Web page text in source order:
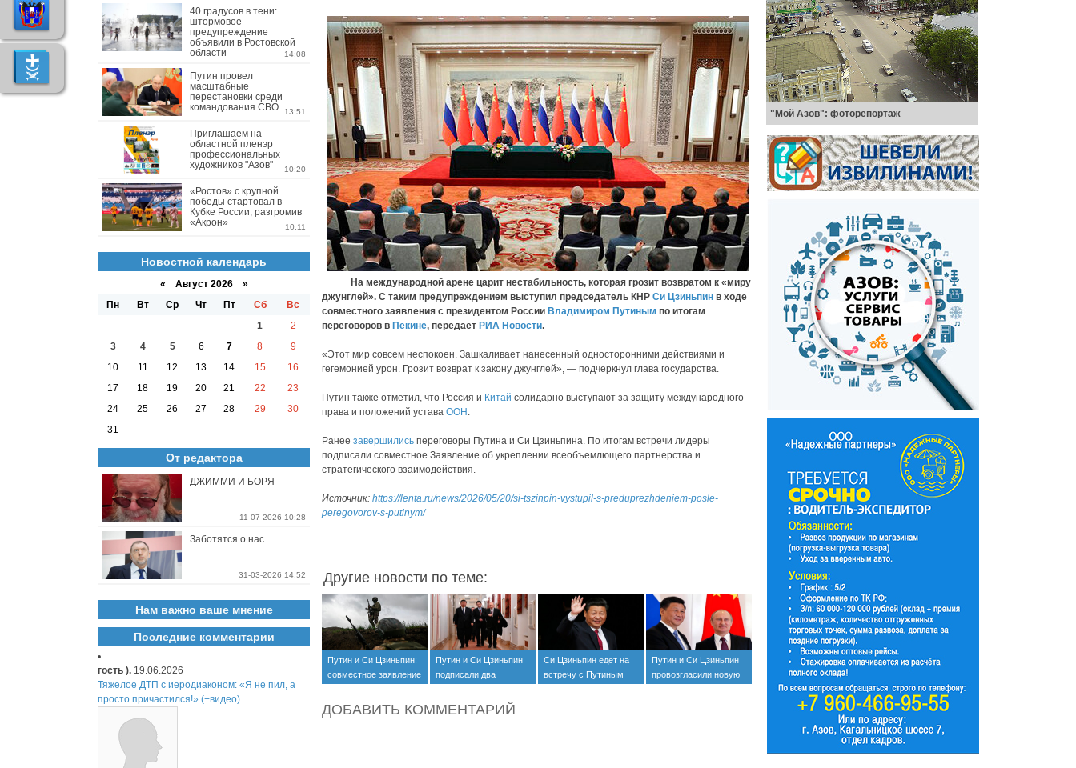
На международной арене царит нестабильность, которая грозит возвратом к «миру
джунглей». С таким предупреждением выступил председатель КНР Си Цзиньпин в ходе
совместного заявления с президентом России Владимиром Путиным по итогам
переговоров в Пекине, передает РИА Новости.
«Этот мир совсем неспокоен. Зашкаливает нанесенный односторонними действиями и
гегемонией урон. Грозит возврат к закону джунглей», — подчеркнул глава государства.
Путин также отметил, что Россия и Китай солидарно выступают за защиту международного
права и положений устава ООН .
Ранее завершились переговоры Путина и Си Цзиньпина. По итогам встречи лидеры
подписали совместное Заявление об укреплении всеобъемлющего партнерства и
стратегического взаимодействия.
Источник: https://lenta.ru/news/2026/05/20/si-tszinpin-vystupil-s-preduprezhdeniem-posle-
peregovorov-s-putinym/
Другие новости по теме:
Путин и Си Цзиньпин:
совместное заявление
Путин и Си Цзиньпин
подписали два
документа
Си Цзиньпин едет на
встречу с Путиным
Путин и Си Цзиньпин
провозгласили новую
ДОБАВИТЬ КОММЕНТАРИЙ
40 градусов в тени:
штормовое
предупреждение
объявили в Ростовской
области
14:08
Путин провел
масштабные
перестановки среди
командования СВО
13:51
Приглашаем на
областной пленэр
профессиональных
художников "Азов"
10:20
«Ростов» с крупной
победы стартовал в
Кубке России, разгромив
«Акрон»
10:11
Новостной календарь
« Август 2026 »
Пн
Вт Ср Чт Пт Сб
Вс
1
2
3
4 5 6 7 8
9
10
11 12 13 14 15
16
17
18 19 20 21 22
23
24
25 26 27 28 29
30
31
От редактора
ДЖИММИ И БОРЯ
11-07-2026 10:28
Заботятся о нас
31-03-2026 14:52
Нам важно ваше мнение
Последние комментарии
гость ). 19.06.2026
Тяжелое ДТП с иеродиаконом: «Я не пил, а
просто причастился!» (+видео)
"Мой Азов": фоторепортаж